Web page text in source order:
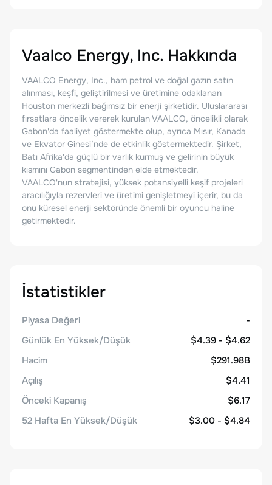
Vaalco Energy, Inc. Hakkında
VAALCO Energy, Inc., ham petrol ve doğal gazın satın
alınması, keşfi, geliştirilmesi ve üretimine odaklanan
Houston merkezli bağımsız bir enerji şirketidir. Uluslararası
fırsatlara öncelik vererek kurulan VAALCO, öncelikli olarak
Gabon'da faaliyet göstermekte olup, ayrıca Mısır, Kanada
ve Ekvator Ginesi’nde de etkinlik göstermektedir. Şirket,
Batı Afrika'da güçlü bir varlık kurmuş ve gelirinin büyük
kısmını Gabon segmentinden elde etmektedir.
VAALCO'nun stratejisi, yüksek potansiyelli keşif projeleri
aracılığıyla rezervleri ve üretimi genişletmeyi içerir, bu da
onu küresel enerji sektöründe önemli bir oyuncu haline
getirmektedir.
İstatistikler
Piyasa Değeri
-
Günlük En Yüksek/Düşük
$4.39 - $4.62
Hacim
$291.98B
Açılış
$4.41
Önceki Kapanış
$6.17
52 Hafta En Yüksek/Düşük
$3.00 - $4.84